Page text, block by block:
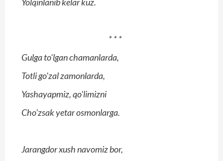
Yolqinlanib kelar kuz.
* * *
Gulga to'lgan chamanlarda,
Totli go'zal zamonlarda,
Yashayapmiz, qo'limizni
Cho'zsak yetar osmonlarga.
Jarangdor xush navomiz bor,